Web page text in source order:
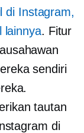
di Instagram,
lainnya. Fitur
sendiri
tautan
di